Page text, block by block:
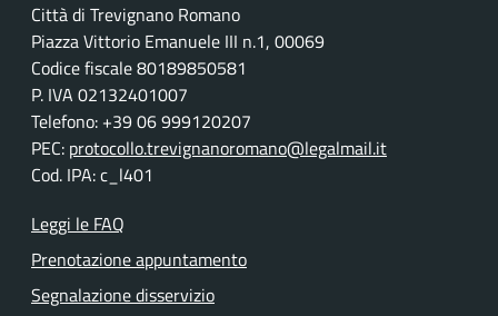
Città di Trevignano Romano
Piazza Vittorio Emanuele III n.1, 00069
Codice fiscale 80189850581
P. IVA 02132401007
Telefono: +39 06 999120207
PEC: protocollo.trevignanoromano@legalmail.it
Cod. IPA: c_l401
Leggi le FAQ
Prenotazione appuntamento
Segnalazione disservizio